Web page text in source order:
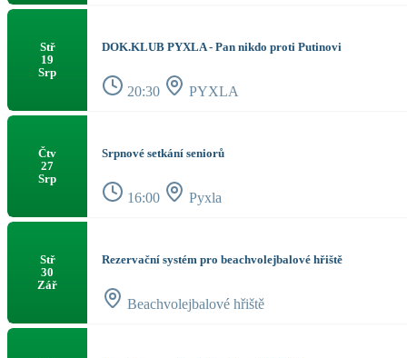
Stř
19
Srp
DOK.KLUB PYXLA - Pan nikdo proti Putinovi
20:30 PYXLA
Čtv
27
Srp
Srpnové setkání seniorů
16:00 Pyxla
Stř
30
Zář
Rezervační systém pro beachvolejbalové hřiště
Beachvolejbalové hřiště